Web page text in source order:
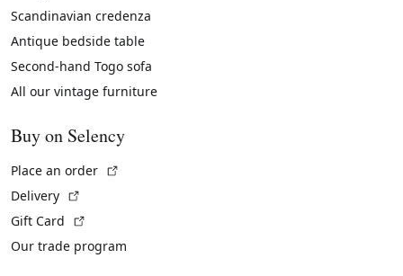
Scandinavian credenza
Antique bedside table
Second-hand Togo sofa
All our vintage furniture
Buy on Selency
Place an order
Delivery
Gift Card
Our trade program